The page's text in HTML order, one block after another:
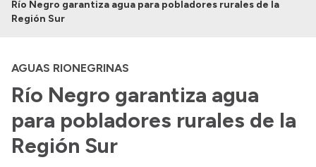
Institucional
Estructura
Autoridades
Normativa
Delegaciones
Generación y Riego SAU
Río Negro garantiza agua para pobladores rurales de la
Región Sur
AGUAS RIONEGRINAS
Río Negro garantiza agua
para pobladores rurales de la
Región Sur